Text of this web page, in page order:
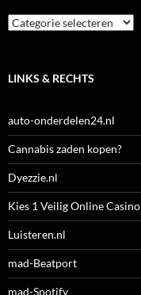
Categorieën
LINKS & RECHTS
auto-onderdelen24.nl
Cannabis zaden kopen?
Dyezzie.nl
Kies 1 Veilig Online Casino
Luisteren.nl
mad-Beatport
mad-Spotify